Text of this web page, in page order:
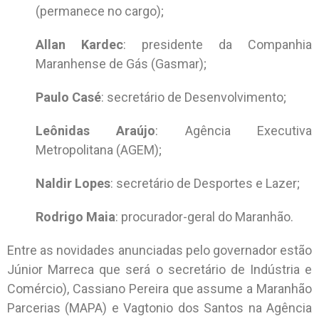
(permanece no cargo);
Allan Kardec: presidente da Companhia
Maranhense de Gás (Gasmar);
Paulo Casé: secretário de Desenvolvimento;
Leônidas Araújo: Agência Executiva
Metropolitana (AGEM);
Naldir Lopes: secretário de Desportes e Lazer;
Rodrigo Maia: procurador-geral do Maranhão.
Entre as novidades anunciadas pelo governador estão
Júnior Marreca que será o secretário de Indústria e
Comércio), Cassiano Pereira que assume a Maranhão
Parcerias (MAPA) e Vagtonio dos Santos na Agência